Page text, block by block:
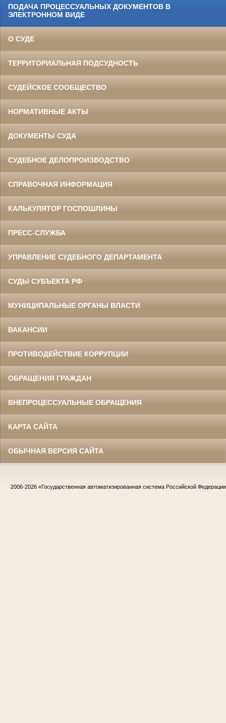
ПОДАЧА ПРОЦЕССУАЛЬНЫХ ДОКУМЕНТОВ В
ЭЛЕКТРОННОМ ВИДЕ
О СУДЕ
ТЕРРИТОРИАЛЬНАЯ ПОДСУДНОСТЬ
СУДЕЙСКОЕ СООБЩЕСТВО
НОРМАТИВНЫЕ АКТЫ
ДОКУМЕНТЫ СУДА
СУДЕБНОЕ ДЕЛОПРОИЗВОДСТВО
СПРАВОЧНАЯ ИНФОРМАЦИЯ
КАЛЬКУЛЯТОР ГОСПОШЛИНЫ
ПРЕСС-СЛУЖБА
УПРАВЛЕНИЕ СУДЕБНОГО ДЕПАРТАМЕНТА
СУДЫ СУБЪЕКТА РФ
МУНИЦИПАЛЬНЫЕ ОРГАНЫ ВЛАСТИ
ВАКАНСИИ
ПРОТИВОДЕЙСТВИЕ КОРРУПЦИИ
ОБРАЩЕНИЯ ГРАЖДАН
ВНЕПРОЦЕССУАЛЬНЫЕ ОБРАЩЕНИЯ
КАРТА САЙТА
ОБЫЧНАЯ ВЕРСИЯ САЙТА
2006-2026 «Государственная автоматизированная система Российской